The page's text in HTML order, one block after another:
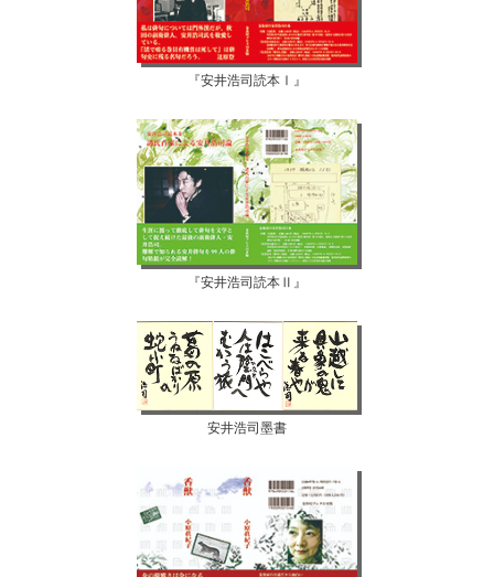
『安井浩司読本Ⅰ』
『安井浩司読本Ⅱ』
安井浩司墨書